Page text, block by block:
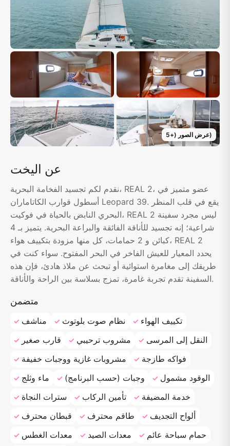
عرض الصور (+
5 )
عن اليخت
نقدم لكم تجسيد الفخامة البحرية، REAL 2، عضو متميز في
أسطول قوارب الكاتاماران Leopard 39. يقع في قلب المنظر
البحري النابض بالحياة في فوكيت، REAL 2 ليس مجرد سفينة
شراعية؛ إنه تجسيد للأناقة الفائقة والبراعة البحرية. يتميز بـ 4
كبائن و 2 حمامات، كل منها مزودة بتكييف هواء، REAL 2
يحدد المعيار للعيش الفاخر في البحر المفتوح. سواء كنت في
طريقك إلى مغامرة استوائية أو تبحث عن ملاذ هادئ، فإن هذه
السفينة تقدم تجربة غامرة، تمزج بسلاسة بين الراحة والأناقة.
متضمن
مناشف نظام صوت بلوتوث
تكييف الهواء
قارب صغير
مشروب ترحيبي
النقل إلى المرسى
مشروبات غازية ووجبات خفيفة
فواكه طازجة
ماء وثلج
وجبات (حسب البرنامج)
الوقود مشمول
سترات النجاة
تأمين الركاب
خدمة المضيفة
قبطان محترف
طاقم محترف
ألواح التجديف
معدات الغطس
معدات الصيد
حمام سباحة عائم